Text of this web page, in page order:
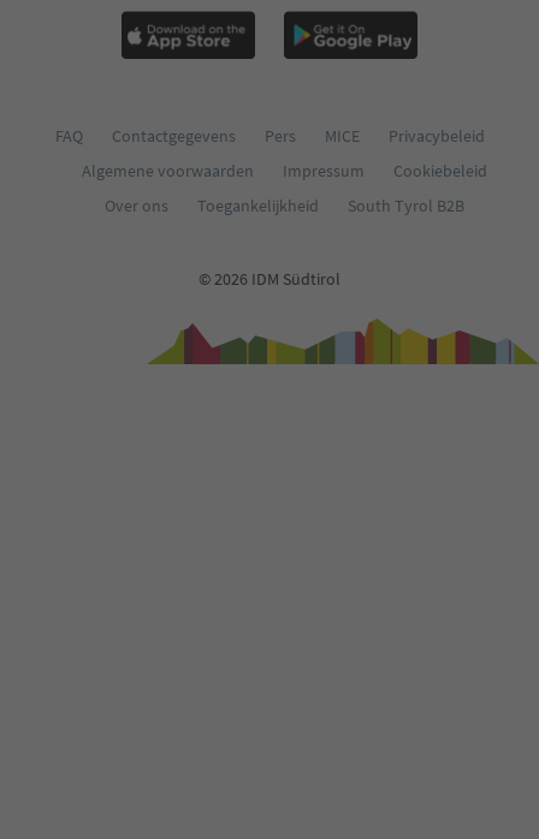
FAQ Contactgegevens Pers MICE
Privacybeleid
Algemene voorwaarden
Impressum
Cookiebeleid
Over ons
Toegankelijkheid South Tyrol B2B
© 2026 IDM Südtirol